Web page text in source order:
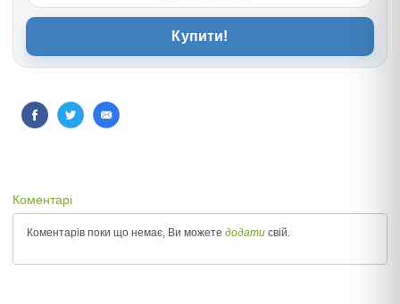
Купити!
Коментарі
Коментарів поки що немає, Ви можете додати свій.